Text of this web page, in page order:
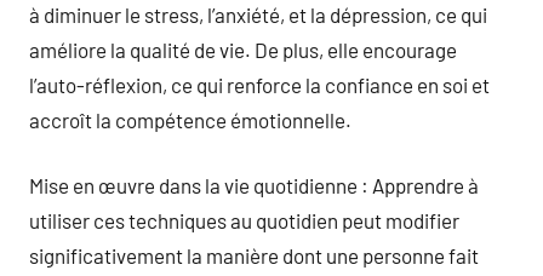
à diminuer le stress, l’anxiété, et la dépression, ce qui
améliore la qualité de vie. De plus, elle encourage
l’auto-réflexion, ce qui renforce la confiance en soi et
accroît la compétence émotionnelle.
Mise en œuvre dans la vie quotidienne : Apprendre à
utiliser ces techniques au quotidien peut modifier
significativement la manière dont une personne fait